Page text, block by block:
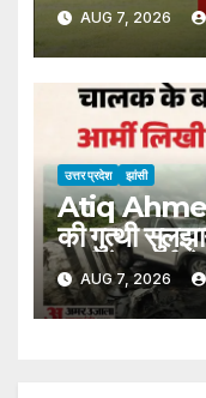
10,000
AUG 7, 2026
उत्तर प्रदेश झांसी
Atiq
की गुत्थी
शादी के कार्ड
Atiq
Spent An
AUG 7, 2026